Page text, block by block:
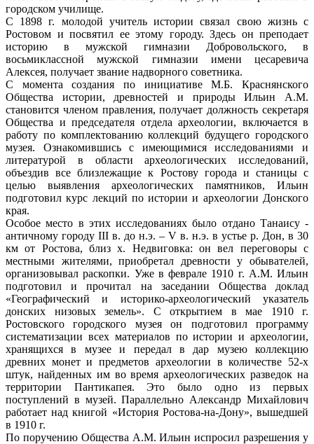
городском училище.
С 1898 г. молодой учитель истории связал свою жизнь с
Ростовом и посвятил ее этому городу. Здесь он преподает
историю в мужской гимназии Добровольского, в
восьмиклассной мужской гимназии имени цесаревича
Алексея, получает звание надворного советника.
С момента создания по инициативе М.Б. Краснянского
Общества истории, древностей и природы Ильин А.М.
становится членом правления, получает должность секретаря
Общества и председателя отдела археологии, включается в
работу по комплектованию коллекций будущего городского
музея. Ознакомившись с имеющимися исследованиями и
литературой в области археологических исследований,
объездив все близлежащие к Ростову города и станицы с
целью выявления археологических памятников, Ильин
подготовил курс лекций по истории и археологии Донского
края.
Особое место в этих исследованиях было отдано Танаису -
античному городу III в. до н.э. – V в. н.э. в устье р. Дон, в 30
км от Ростова, близ х. Недвиговка: он вел переговоры с
местными жителями, приобретал древности у обывателей,
организовывал раскопки. Уже в феврале 1910 г. А.М. Ильин
подготовил и прочитал на заседании Общества доклад
«Географический и историко-археологический указатель
донских низовых земель». С открытием в мае 1910 г.
Ростовского городского музея он подготовил программу
систематизации всех материалов по истории и археологии,
хранящихся в музее и передал в дар музею коллекцию
древних монет и предметов археологии в количестве 52-х
штук, найденных им во время археологических разведок на
территории Пантикапея. Это было одно из первых
поступлений в музей. Параллельно Александр Михайлович
работает над книгой «История Ростова-на-Дону», вышедшей
в 1910 г.
По поручению Общества А.М. Ильин испросил разрешения у